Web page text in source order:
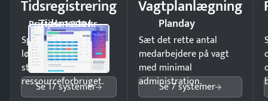
Tidsregistrering
Tidsmester
Pristjek: 1.200 kr
Spar tid på
lønberegning og få
styr på
ressourceforbruget.
Se 17 systemer
Vagtplanlægning
Planday
Sæt det rette antal
medarbejdere på vagt
med minimal
administration.
Se 7 systemer